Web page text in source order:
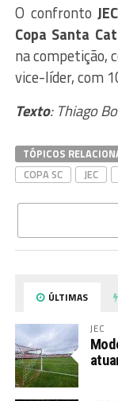
O confrontoJEC
Copa Santa
na competição,
vice-líder, com
Texto: Thiago
TÓPICOS
COPA SC
JEC
ÚLTIMAS
JEC